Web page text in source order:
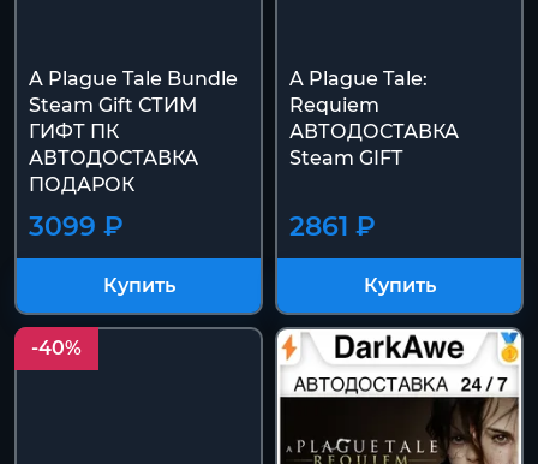
A Plague Tale Bundle
Steam Gift СТИМ
ГИФТ ПК
АВТОДОСТАВКА
ПОДАРОК
3099 ₽
Купить
A Plague Tale:
Requiem
АВТОДОСТАВКА
Steam GIFT
2861 ₽
Купить
-40%